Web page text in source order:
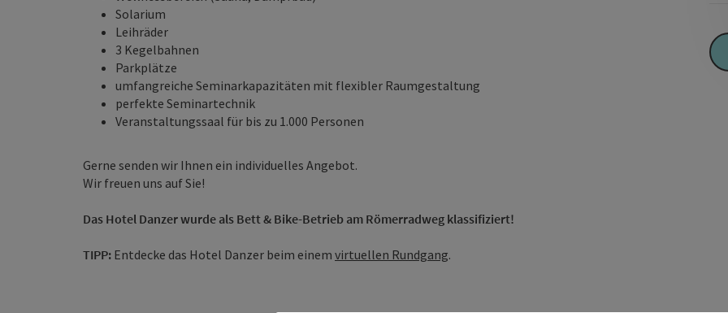
Solarium
Leihräder
3 Kegelbahnen
Parkplätze
umfangreiche Seminarkapazitäten mit flexibler Raumgestaltung
perfekte Seminartechnik
Veranstaltungssaal für bis zu 1.000 Personen
Gerne senden wir Ihnen ein individuelles Angebot.
Wir freuen uns auf Sie!
Das Hotel Danzer wurde als Bett & Bike-Betrieb am Römerradweg klassifiziert!
TIPP: Entdecke das Hotel Danzer beim einem virtuellen Rundgang.